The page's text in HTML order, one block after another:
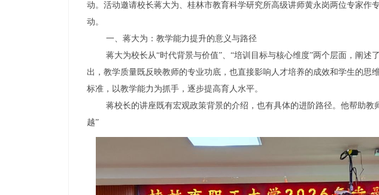
动。活动邀请校长蒋大为、桂林市教育科学研究所高级讲师黄永岗两位专家作
动。
一、蒋大为：教学能力提升的意义与路径
蒋大为校长从“时代背景与价值”、“培训目标与核心维度”两个层面，阐述
出，教学质量既反映教师的专业功底，也直接影响人才培养的成效和学生的思
标准，以教学能力为抓手，逐步提高育人水平。
蒋校长的讲座既有宏观政策背景的介绍，也有具体的进阶路径。他帮助教师
越”